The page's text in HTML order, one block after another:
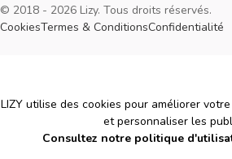
© 2018 - 2026 Lizy. Tous droits réservés.
CookiesTermes & ConditionsConfidentialité
Cookies
LIZY utilise des cookies pour améliorer
et personnaliser les
Consultez notre politique